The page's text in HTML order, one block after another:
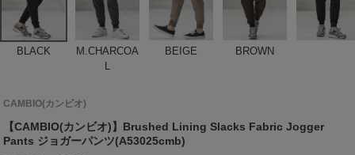
BLACK
M.CHARCOA
L
BEIGE BROWN
CAMBIO(カンビオ)
【CAMBIO(カンビオ)】Brushed Lining Slacks Fabric Jogger
Pants ジョガーパンツ(A53025cmb)